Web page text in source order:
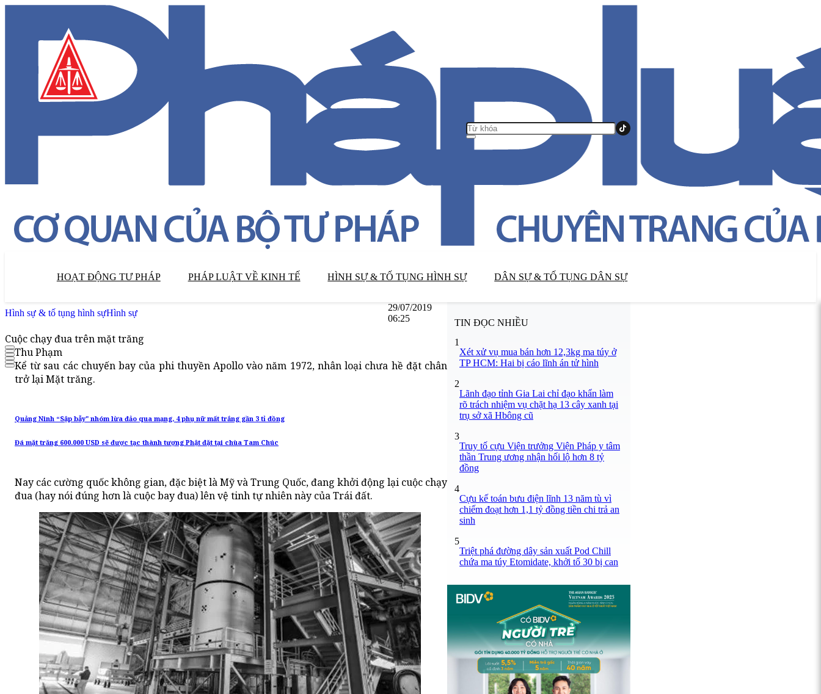
HOẠT ĐỘNG TƯ PHÁP PHÁP LUẬT VỀ KINH TẾ HÌNH SỰ & TỐ TỤNG HÌNH SỰ DÂN SỰ & TỐ TỤNG DÂN SỰ
Hình sự & tố tụng hình sựHình sự
29/07/2019
06:25
Cuộc chạy đua trên mặt trăng
Thu Phạm
Kể từ sau các chuyến bay của phi thuyền Apollo vào năm 1972, nhân loại chưa hề đặt chân
trở lại Mặt trăng.
Quảng Ninh “Sập bẫy" nhóm lừa đảo qua mạng, 4 phụ nữ mất trắng gần 3 tỉ đồng
Đá mặt trăng 600.000 USD sẽ được tạc thành tượng Phật đặt tại chùa Tam Chúc
Nay các cường quốc không gian, đặc biệt là Mỹ và Trung Quốc, đang khởi động lại cuộc chạy
đua (hay nói đúng hơn là cuộc bay đua) lên vệ tinh tự nhiên này của Trái đất.
TIN ĐỌC NHIỀU
1
Xét xử vụ mua bán hơn 12,3kg ma túy ở
TP HCM: Hai bị cáo lĩnh án tử hình
2
Lãnh đạo tỉnh Gia Lai chỉ đạo khẩn làm
rõ trách nhiệm vụ chặt hạ 13 cây xanh tại
trụ sở xã Hbông cũ
3
Truy tố cựu Viện trưởng Viện Pháp y tâm
thần Trung ương nhận hối lộ hơn 8 tỷ
đồng
4
Cựu kế toán bưu điện lĩnh 13 năm tù vì
chiếm đoạt hơn 1,1 tỷ đồng tiền chi trả an
sinh
5
Triệt phá đường dây sản xuất Pod Chill
chứa ma túy Etomidate, khởi tố 30 bị can